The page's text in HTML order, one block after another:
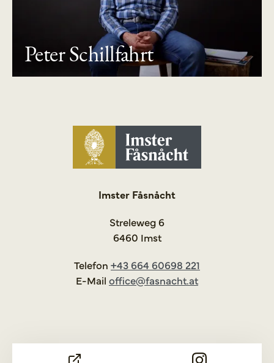
Peter Schillfahrt
Imster Fåsnåcht
Streleweg 6
6460 Imst
Telefon +43 664 60698 221
E-Mail office@fasnacht.at